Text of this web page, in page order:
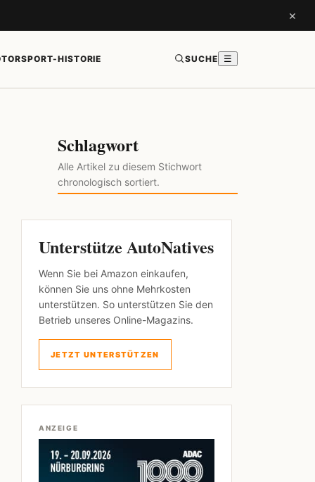
×
HISTORIE SUCHE ☰
Schlagwort
Alle Artikel zu diesem Stichwort
chronologisch sortiert.
Unterstütze AutoNatives
Wenn Sie bei Amazon einkaufen,
können Sie uns ohne Mehrkosten
unterstützen. So unterstützen Sie den
Betrieb unseres Online-Magazins.
JETZT UNTERSTÜTZEN
ANZEIGE